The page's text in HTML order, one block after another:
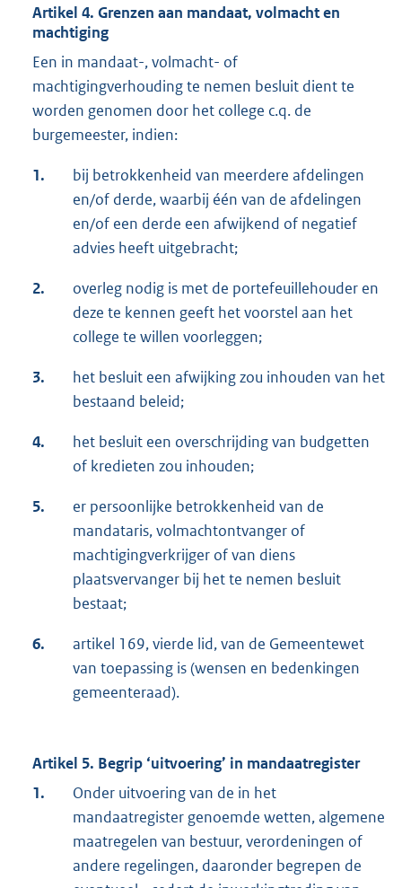
Artikel 4. Grenzen aan mandaat, volmacht en
machtiging
Een in mandaat-, volmacht- of
machtigingverhouding te nemen besluit dient te
worden genomen door het college c.q. de
burgemeester, indien:
1.
bij betrokkenheid van meerdere afdelingen
en/of derde, waarbij één van de afdelingen
en/of een derde een afwijkend of negatief
advies heeft uitgebracht;
2.
overleg nodig is met de portefeuillehouder en
deze te kennen geeft het voorstel aan het
college te willen voorleggen;
3.
het besluit een afwijking zou inhouden van het
bestaand beleid;
4.
het besluit een overschrijding van budgetten
of kredieten zou inhouden;
5.
er persoonlijke betrokkenheid van de
mandataris, volmachtontvanger of
machtigingverkrijger of van diens
plaatsvervanger bij het te nemen besluit
bestaat;
6.
artikel 169, vierde lid, van de Gemeentewet
van toepassing is (wensen en bedenkingen
gemeenteraad).
Artikel 5. Begrip ‘uitvoering’ in mandaatregister
1.
Onder uitvoering van de in het
mandaatregister genoemde wetten, algemene
maatregelen van bestuur, verordeningen of
andere regelingen, daaronder begrepen de